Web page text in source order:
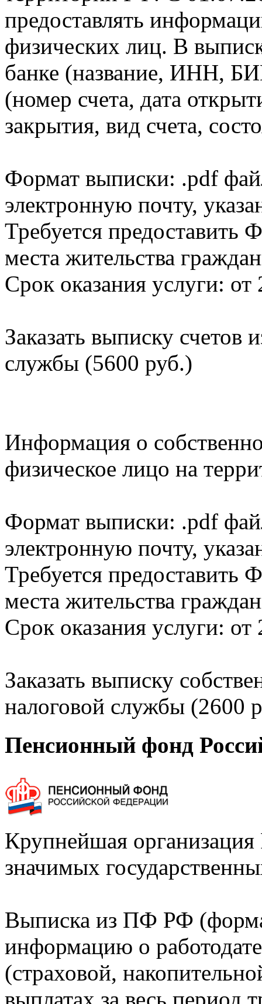
предоставлять
физических лиц. В
банке (название, ИНН,
(номер счета, дата
закрытия, вид счета,
Формат выписки: .pdf
электронную почту,
Требуется
места жительства
Срок оказания услуги: от
Заказать выписку счетов
службы (5600 руб.)
Информация о
физическое лицо на
Формат выписки: .pdf
электронную почту,
Требуется
места жительства
Срок оказания услуги: от
Заказать выписку
налоговой службы (2600
Пенсионный фонд
Крупнейшая
значимых
Выписка из ПФ РФ
информацию о
(страховой,
выплатах за весь период